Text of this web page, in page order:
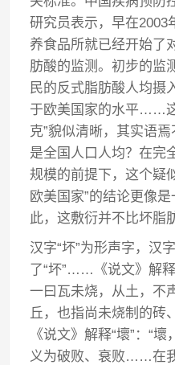
研究员表示，早在2003
养食品所就已经开始了
肪酸的监测。初步的监
民的反式脂肪酸人均摄
于欧美国家的水平……
克”貌似清晰，其实语
是全国人口人均？在完
规模的前提下，这个疑
欧美国家”的结论更像
此，这敷衍并不比坏脂
汉字“坏”为形声字，汉
了“坏”……《说文》解释
一曰瓦未烧，从土，不
丘，也指尚未烧制的砖
《说文》解释“壞”：“
义为破败、衰败……在